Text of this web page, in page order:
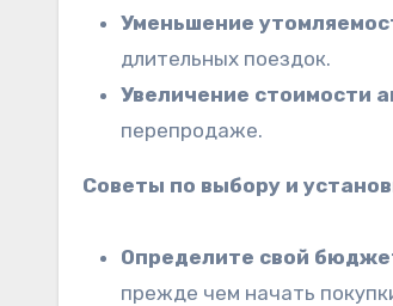
Уменьшение
длительных поездок.
Увеличение стоимости
перепродаже.
Советы по выбору и
Определите свой
прежде чем начать